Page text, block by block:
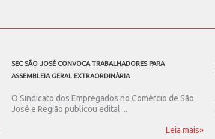
SEC SÃO JOSÉ CONVOCA TRABALHADORES PARA
ASSEMBLEIA GERAL EXTRAORDINÁRIA
O Sindicato dos Empregados no Comércio de São
José e Região publicou edital ...
Leia mais»